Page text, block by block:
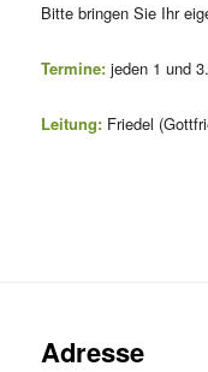
Bitte bringen Sie Ihr
Termine: jeden 1 und
Leitung: Friedel
Adresse